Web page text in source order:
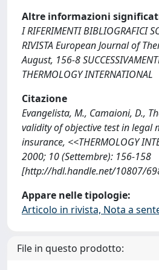
Altre informazioni
I RIFERIMENTI BIBLIOGRAFICI
RIVISTA European Journal of
August, 156-8
THERMOLOGY INTERNATIONAL
Citazione
Evangelista, M., Camaioni, D.,
validity of objective test in legal
insurance, <<THERMOLOGY
2000; 10 (Settembre): 156-158
[http://hdl.handle.net/10807/
Appare nelle tipologie:
Articolo in rivista, Nota a
File in questo prodotto: